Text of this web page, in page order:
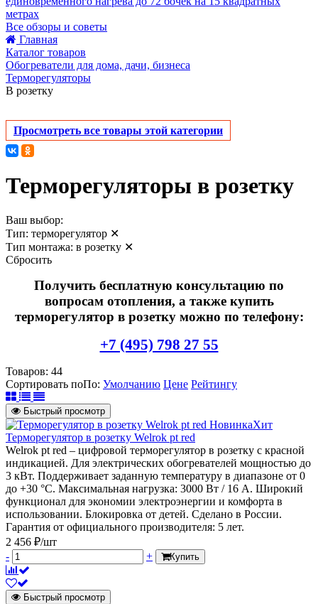
метрах
Все обзоры и советы
Главная
Каталог товаров
Обогреватели для дома, дачи, бизнеса
Терморегуляторы
В розетку
Просмотреть все товары этой категории
Терморегуляторы в розетку
Ваш выбор:
Тип: терморегулятор ✕
Тип монтажа: в розетку ✕
Сбросить
Получить бесплатную консультацию по
вопросам отопления, а также купить
терморегулятор в розетку можно по телефону:
+7 (495) 798 27 55
Товаров: 44
Сортировать поПо: Умолчанию Цене Рейтингу
Быстрый просмотр
НовинкаХит
Терморегулятор в розетку Welrok pt red
Welrok pt red – цифровой терморегулятор в розетку с красной
индикацией. Для электрических обогревателей мощностью до
3 кВт. Поддерживает заданную температуру в диапазоне от 0
до +30 °С. Максимальная нагрузка: 3000 Вт / 16 А. Широкий
функционал для экономии электроэнергии и комфорта в
использовании. Блокировка от детей. Сделано в России.
Гарантия от официального производителя: 5 лет.
2 456 ₽/шт
-
+ Купить
Быстрый просмотр